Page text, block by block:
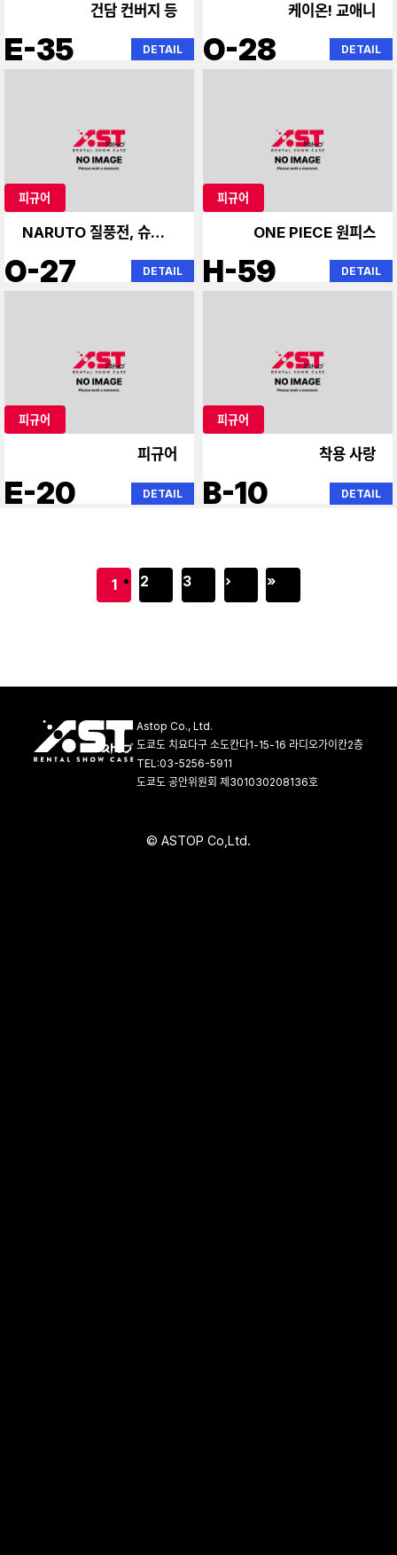
건담 컨버지 등
E-35 DETAIL
케이온! 교애니
O-28 DETAIL
피규어
NARUTO 질풍전, 슈타인
즈게이트
O-27 DETAIL
피규어
ONE PIECE 원피스
H-59 DETAIL
피규어
피규어
E-20 DETAIL
피규어
착용 사랑
B-10 DETAIL
1 2 3 › »
Astop Co., Ltd.
도쿄도 치요다구 소도칸다1-15-16 라디오가이칸2층
TEL:03-5256-5911
도쿄도 공안위원회 제301030208136호
© ASTOP Co Ltd.